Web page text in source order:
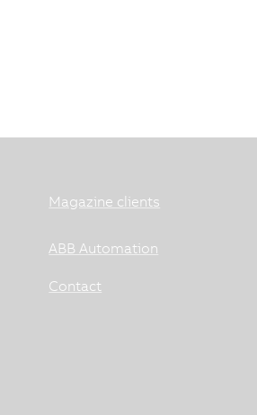
Magazine clients
ABB Automation
Contact